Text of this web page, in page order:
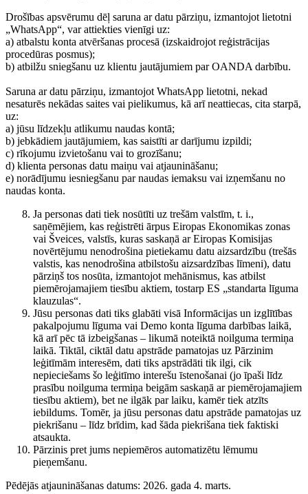
Drošības apsvērumu dēļ saruna ar datu pārziņu, izmantojot lietotni
„WhatsApp“, var attiekties vienīgi uz:
a) atbalstu konta atvēršanas procesā (izskaidrojot reģistrācijas
procedūras posmus);
b) atbilžu sniegšanu uz klientu jautājumiem par OANDA darbību.
Saruna ar datu pārziņu, izmantojot WhatsApp lietotni, nekad
nesaturēs nekādas saites vai pielikumus, kā arī neattiecas, cita starpā,
uz:
a) jūsu līdzekļu atlikumu naudas kontā;
b) jebkādiem jautājumiem, kas saistīti ar darījumu izpildi;
c) rīkojumu izvietošanu vai to grozīšanu;
d) klienta personas datu maiņu vai atjaunināšanu;
e) norādījumu iesniegšanu par naudas iemaksu vai izņemšanu no
naudas konta.
Ja personas dati tiek nosūtīti uz trešām valstīm, t. i.,
saņēmējiem, kas reģistrēti ārpus Eiropas Ekonomikas zonas
vai Šveices, valstīs, kuras saskaņā ar Eiropas Komisijas
novērtējumu nenodrošina pietiekamu datu aizsardzību (trešās
valstis, kas nenodrošina atbilstošu aizsardzības līmeni), datu
pārziņš tos nosūta, izmantojot mehānismus, kas atbilst
piemērojamajiem tiesību aktiem, tostarp ES „standarta līguma
klauzulas“.
Jūsu personas dati tiks glabāti visā Informācijas un izglītības
pakalpojumu līguma vai Demo konta līguma darbības laikā,
kā arī pēc tā izbeigšanas – likumā noteiktā noilguma termiņa
laikā. Tiktāl, ciktāl datu apstrāde pamatojas uz Pārzinim
leģitīmām interesēm, dati tiks apstrādāti tik ilgi, cik
nepieciešams šo leģitīmo interešu īstenošanai (jo īpaši līdz
prasību noilguma termiņa beigām saskaņā ar piemērojamajiem
tiesību aktiem), bet ne ilgāk par laiku, kamēr tiek atzīts
iebildums. Tomēr, ja jūsu personas datu apstrāde pamatojas uz
piekrišanu – līdz brīdim, kad šāda piekrišana tiek faktiski
atsaukta.
Pārzinis pret jums nepiemēros automatizētu lēmumu
pieņemšanu.
Pēdējās atjaunināšanas datums: 2026. gada 4. marts.